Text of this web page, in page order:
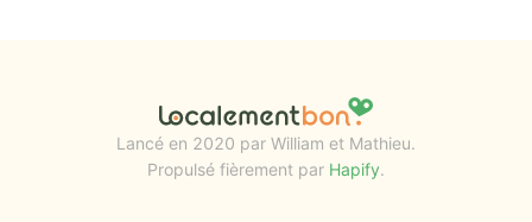
Lancé en 2020 par William et Mathieu.
Propulsé fièrement par Hapify.